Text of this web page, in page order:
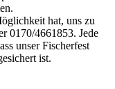
hat, uns zu
0170/4661853. Jede
unser Fischerfest
ist.